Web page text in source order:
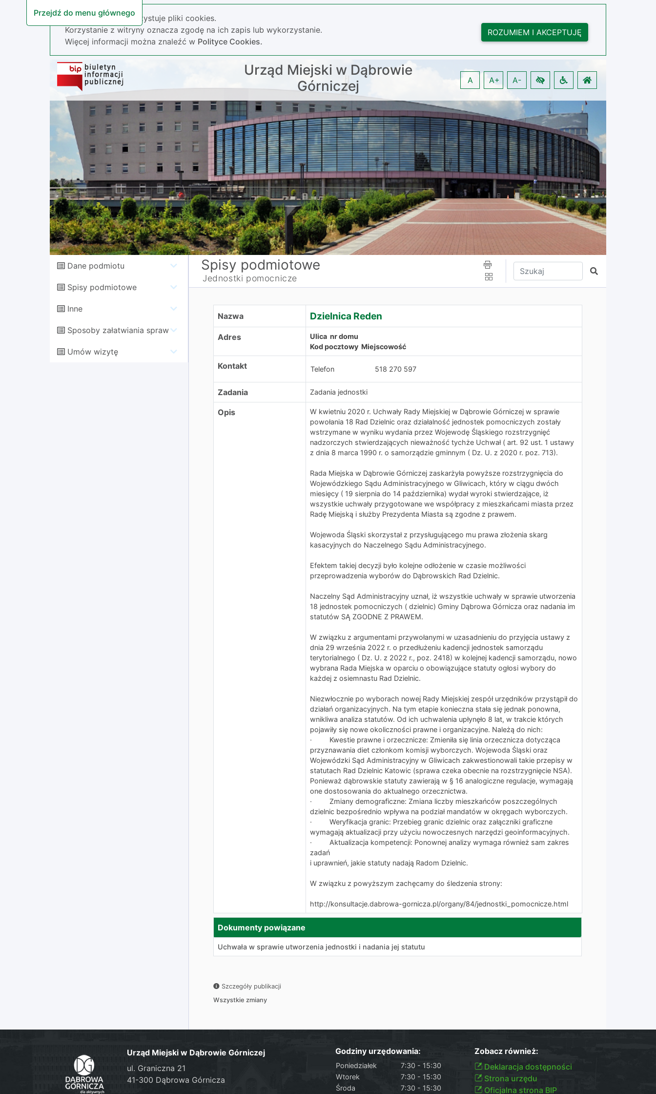
Przejdź do menu głównego
Nasza strona wykorzystuje pliki cookies.
Korzystanie z witryny oznacza zgodę na ich zapis lub wykorzystanie.
Więcej informacji można znaleźć w Polityce Cookies.
ROZUMIEM I AKCEPTUJĘ
Urząd Miejski w Dąbrowie
Górniczej
A A+ A-
Dane podmiotu
Spisy podmiotowe
Inne
Sposoby załatwiania spraw
Umów wizytę
Spisy podmiotowe
Jednostki pomocnicze
Wpisz tekst do wyszukania
Szukaj
Nazwa Dzielnica Reden
Adres
Ulica nr domu
Kod pocztowy Miejscowość
Kontakt Telefon 518 270 597
Zadania Zadania jednostki
Opis
W kwietniu 2020 r. Uchwały Rady Miejskiej w Dąbrowie Górniczej w sprawie
powołania 18 Rad Dzielnic oraz działalność jednostek pomocniczych zostały
wstrzymane w wyniku wydania przez Wojewodę Śląskiego rozstrzygnięć
nadzorczych stwierdzających nieważność tychże Uchwał ( art. 92 ust. 1 ustawy
z dnia 8 marca 1990 r. o samorządzie gminnym ( Dz. U. z 2020 r. poz. 713).
Rada Miejska w Dąbrowie Górniczej zaskarżyła powyższe rozstrzygnięcia do
Wojewódzkiego Sądu Administracyjnego w Gliwicach, który w ciągu dwóch
miesięcy ( 19 sierpnia do 14 października) wydał wyroki stwierdzające, iż
wszystkie uchwały przygotowane we współpracy z mieszkańcami miasta przez
Radę Miejską i służby Prezydenta Miasta są zgodne z prawem.
Wojewoda Śląski skorzystał z przysługującego mu prawa złożenia skarg
kasacyjnych do Naczelnego Sądu Administracyjnego.
Efektem takiej decyzji było kolejne odłożenie w czasie możliwości
przeprowadzenia wyborów do Dąbrowskich Rad Dzielnic.
Naczelny Sąd Administracyjny uznał, iż wszystkie uchwały w sprawie utworzenia
18 jednostek pomocniczych ( dzielnic) Gminy Dąbrowa Górnicza oraz nadania im
statutów SĄ ZGODNE Z PRAWEM.
W związku z argumentami przywołanymi w uzasadnieniu do przyjęcia ustawy z
dnia 29 września 2022 r. o przedłużeniu kadencji jednostek samorządu
terytorialnego ( Dz. U. z 2022 r., poz. 2418) w kolejnej kadencji samorządu, nowo
wybrana Rada Miejska w oparciu o obowiązujące statuty ogłosi wybory do
każdej z osiemnastu Rad Dzielnic.
Niezwłocznie po wyborach nowej Rady Miejskiej zespół urzędników przystąpił do
działań organizacyjnych. Na tym etapie konieczna stała się jednak ponowna,
wnikliwa analiza statutów. Od ich uchwalenia upłynęło 8 lat, w trakcie których
pojawiły się nowe okoliczności prawne i organizacyjne. Należą do nich:
· Kwestie prawne i orzecznicze: Zmieniła się linia orzecznicza dotycząca
przyznawania diet członkom komisji wyborczych. Wojewoda Śląski oraz
Wojewódzki Sąd Administracyjny w Gliwicach zakwestionowali takie przepisy w
statutach Rad Dzielnic Katowic (sprawa czeka obecnie na rozstrzygnięcie NSA).
Ponieważ dąbrowskie statuty zawierają w § 16 analogiczne regulacje, wymagają
one dostosowania do aktualnego orzecznictwa.
· Zmiany demograficzne: Zmiana liczby mieszkańców poszczególnych
dzielnic bezpośrednio wpływa na podział mandatów w okręgach wyborczych.
· Weryfikacja granic: Przebieg granic dzielnic oraz załączniki graficzne
wymagają aktualizacji przy użyciu nowoczesnych narzędzi geoinformacyjnych.
· Aktualizacja kompetencji: Ponownej analizy wymaga również sam zakres
zadań
i uprawnień, jakie statuty nadają Radom Dzielnic.
W związku z powyższym zachęcamy do śledzenia strony:
http://konsultacje.dabrowa-gornicza.pl/organy/84/jednostki_pomocnicze.html
Dokumenty powiązane
Uchwała w sprawie utworzenia jednostki i nadania jej statutu
Szczegóły publikacji
Wszystkie zmiany
Urząd Miejski w Dąbrowie Górniczej
ul. Graniczna 21
41-300 Dąbrowa Górnicza
Godziny urzędowania:
Poniedziałek
7:30 - 15:30
Wtorek
7:30 - 15:30
Środa
7:30 - 15:30
Zobacz również:
Deklaracja dostępności
Strona urzędu
Oficjalna strona BIP